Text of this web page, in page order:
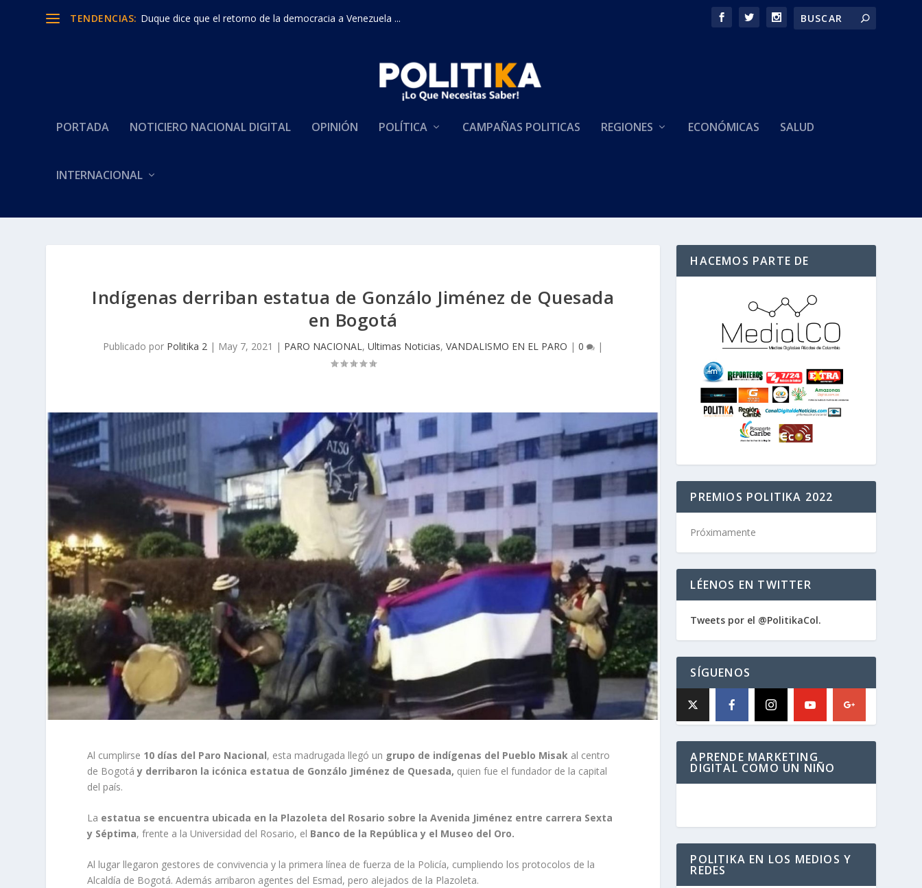
TENDENCIAS: Duque dice que el retorno de la democracia a Venezuela ...
PORTADA NOTICIERO NACIONAL DIGITAL OPINIÓN POLÍTICA CAMPAÑAS POLITICAS REGIONES ECONÓMICAS SALUD
INTERNACIONAL
Indígenas derriban estatua de Gonzálo Jiménez de Quesada
en Bogotá
Publicado por Politika 2 | May 7, 2021 | PARO NACIONAL,Ultimas Noticias,VANDALISMO EN EL PARO |0 |
Al cumplirse 10 días del Paro Nacional, esta madrugada llegó un grupo de indígenas del Pueblo Misak al centro
de Bogotá y derribaron la icónica estatua de Gonzálo Jiménez de Quesada, quien fue el fundador de la capital
del país.
La estatua se encuentra ubicada en la Plazoleta del Rosario sobre la Avenida Jiménez entre carrera Sexta
y Séptima, frente a la Universidad del Rosario, el Banco de la República y el Museo del Oro.
Al lugar llegaron gestores de convivencia y la primera línea de fuerza de la Policía, cumpliendo los protocolos de la
Alcaldía de Bogotá. Además arribaron agentes del Esmad, pero alejados de la Plazoleta.
HACEMOS PARTE DE
PREMIOS POLITIKA 2022
Próximamente
LÉENOS EN TWITTER
Tweets por el @PolitikaCol.
SÍGUENOS
APRENDE MARKETING
DIGITAL COMO UN NIÑO
POLITIKA EN LOS MEDIOS Y
REDES